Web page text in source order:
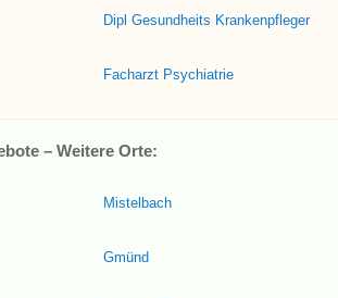
Dipl Gesundheits Krankenpfleger
Facharzt Psychiatrie
– Weitere Orte:
Mistelbach
Gmünd